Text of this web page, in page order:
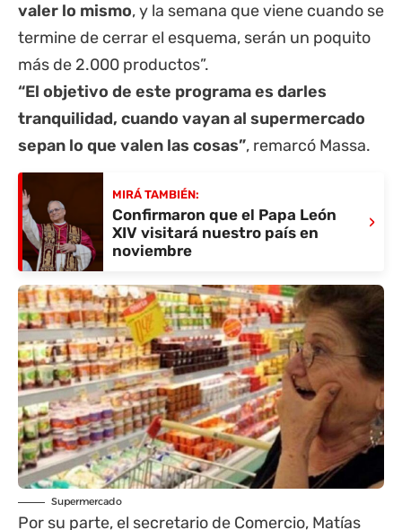
valer lo mismo, y la semana que viene cuando se
termine de cerrar el esquema, serán un poquito
más de 2.000 productos”.
“El objetivo de este programa es darles
tranquilidad, cuando vayan al supermercado
sepan lo que valen las cosas”, remarcó Massa.
MIRÁ TAMBIÉN:
Confirmaron que el Papa León
XIV visitará nuestro país en
noviembre
›
Supermercado
Por su parte, el secretario de Comercio, Matías